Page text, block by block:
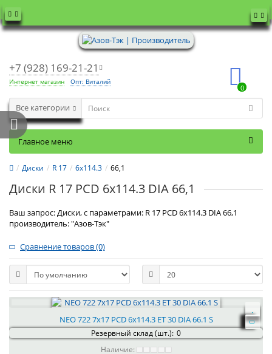
+7 (928) 169-21-21
Интернет магазин Опт: Виталий
0
Все категории
Главное меню
Диски R 17 6x114.3 66,1
Диски R 17 PCD 6x114.3 DIA 66,1
Ваш запрос: Диски, с параметрами: R 17 PCD 6x114.3 DIA 66,1
производитель: "Азов-Тэк"
Сравнение товаров (0)
NEO 722 7x17 PCD 6x114.3 ET 30 DIA 66.1 S
Резервный склад (шт.): 0
Наличие: